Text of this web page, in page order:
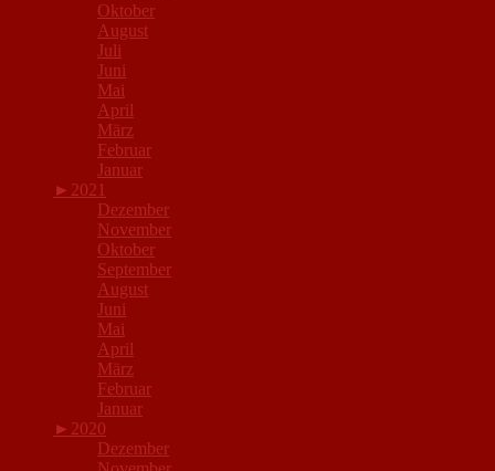
Oktober
August
Juli
Juni
Mai
April
März
Februar
Januar
► 2021
Dezember
November
Oktober
September
August
Juni
Mai
April
März
Februar
Januar
► 2020
Dezember